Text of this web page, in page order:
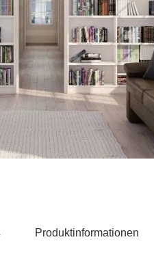
Schreibtisch
Produktinformationen